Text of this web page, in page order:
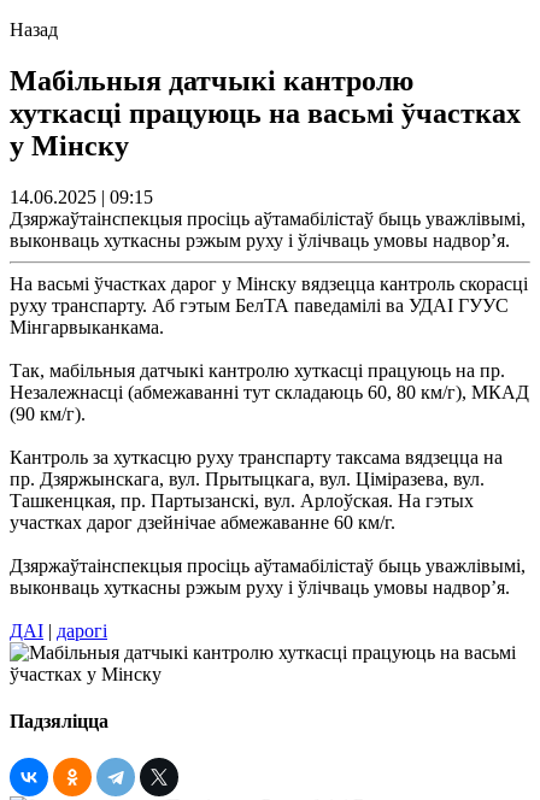
Назад
Мабільныя датчыкі кантролю
хуткасці працуюць на васьмі ўчастках
у Мінску
14.06.2025 | 09:15
Дзяржаўтаінспекцыя просіць аўтамабілістаў быць уважлівымі,
выконваць хуткасны рэжым руху і ўлічваць умовы надвор’я.
На васьмі ўчастках дарог у Мінску вядзецца кантроль скорасці
руху транспарту. Аб гэтым БелТА паведамілі ва УДАІ ГУУС
Мінгарвыканкама.
Так, мабільныя датчыкі кантролю хуткасці працуюць на пр.
Незалежнасці (абмежаванні тут складаюць 60, 80 км/г), МКАД
(90 км/г).
Кантроль за хуткасцю руху транспарту таксама вядзецца на
пр. Дзяржынскага, вул. Прытыцкага, вул. Ціміразева, вул.
Ташкенцкая, пр. Партызанскі, вул. Арлоўская. На гэтых
участках дарог дзейнічае абмежаванне 60 км/г.
Дзяржаўтаінспекцыя просіць аўтамабілістаў быць уважлівымі,
выконваць хуткасны рэжым руху і ўлічваць умовы надвор’я.
ДАІ | дарогі
Падзяліцца